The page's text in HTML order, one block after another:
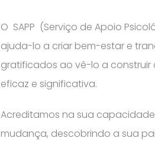
O SAPP (Serviço de Apoio
ajuda-lo a criar bem-estar e
gratificados ao vê-lo a
eficaz e significativa.
Acreditamos na sua
mudança, descobrindo a sua